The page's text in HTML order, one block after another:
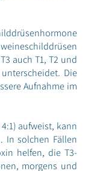
auch T1, T2 und
Die
Aufnahme im
aufweist, kann
In solchen Fällen
helfen, die T3-
morgens und